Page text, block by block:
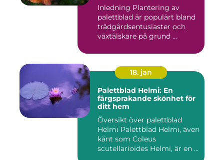
Inledning Plantering av
palettblad är populärt bland
trädgårdsentusiaster och
växtälskare på grund ...
18. jan
Palettblad Helmi: En
färgsprakande skönhet för
ditt hem
Översikt över palettblad
Helmi Palettblad Helmi, även
känt som Coleus
scutellarioides Helmi, är en ...